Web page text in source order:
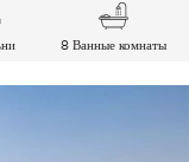
8 Ванные комнаты